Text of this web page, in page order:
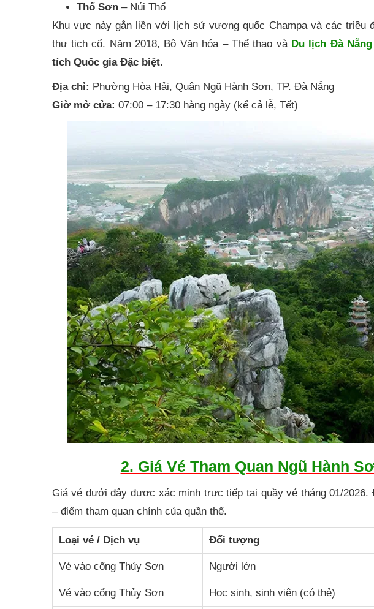
Thổ Sơn– Núi Thổ
Khu vực này gắn liền với lịch sử vương quốc Champa và các triều
thư tịch cổ. Năm 2018, Bộ Văn hóa – Thể thao và Du lịch Đà Nẵng
tích Quốc gia Đặc biệt.
Địa chỉ: Phường Hòa Hải, Quận Ngũ Hành Sơn, TP. Đà Nẵng
Giờ mở cửa: 07:00 – 17:30 hàng ngày (kể cả lễ, Tết)
2. Giá Vé Tham Quan Ngũ Hành
Giá vé dưới đây được xác minh trực tiếp tại quầy vé tháng 01/
– điểm tham quan chính của quần thể.
Loại vé / Dịch vụ Đối tượng
Vé vào cổng Thủy Sơn Người lớn
Vé vào cổng Thủy Sơn Học sinh, sinh viên (có thẻ)